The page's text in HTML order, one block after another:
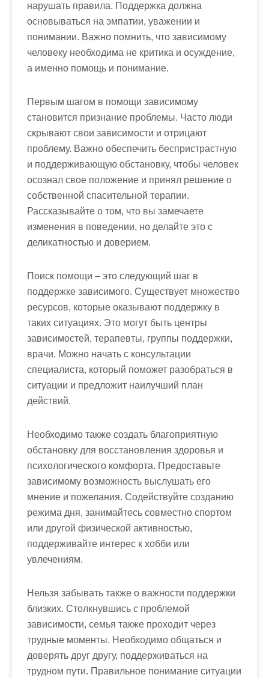
нарушать правила. Поддержка должна
основываться на эмпатии, уважении и
понимании. Важно помнить, что зависимому
человеку необходима не критика и осуждение,
а именно помощь и понимание.
Первым шагом в помощи зависимому
становится признание проблемы. Часто люди
скрывают свои зависимости и отрицают
проблему. Важно обеспечить беспристрастную
и поддерживающую обстановку, чтобы человек
осознал свое положение и принял решение о
собственной спасительной терапии.
Рассказывайте о том, что вы замечаете
изменения в поведении, но делайте это с
деликатностью и доверием.
Поиск помощи – это следующий шаг в
поддержке зависимого. Существует множество
ресурсов, которые оказывают поддержку в
таких ситуациях. Это могут быть центры
зависимостей, терапевты, группы поддержки,
врачи. Можно начать с консультации
специалиста, который поможет разобраться в
ситуации и предложит наилучший план
действий.
Необходимо также создать благоприятную
обстановку для восстановления здоровья и
психологического комфорта. Предоставьте
зависимому возможность выслушать его
мнение и пожелания. Содействуйте созданию
режима дня, занимайтесь совместно спортом
или другой физической активностью,
поддерживайте интерес к хобби или
увлечениям.
Нельзя забывать также о важности поддержки
близких. Столкнувшись с проблемой
зависимости, семья также проходит через
трудные моменты. Необходимо общаться и
доверять друг другу, поддерживаться на
трудном пути. Правильное понимание ситуации